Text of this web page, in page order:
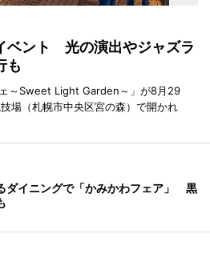
ベント 光の演出やジャズラ
も
～Sweet Light Garden～」が8月29
場（札幌市中央区宮の森）で開かれ
ダイニングで「かみかわフェア」 黒